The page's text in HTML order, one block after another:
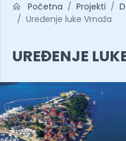
Početna Projekti
Uređenje luke Vrnaža
UREĐENJE